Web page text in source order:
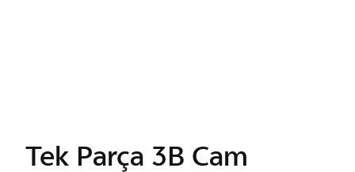
Minimalist Daire